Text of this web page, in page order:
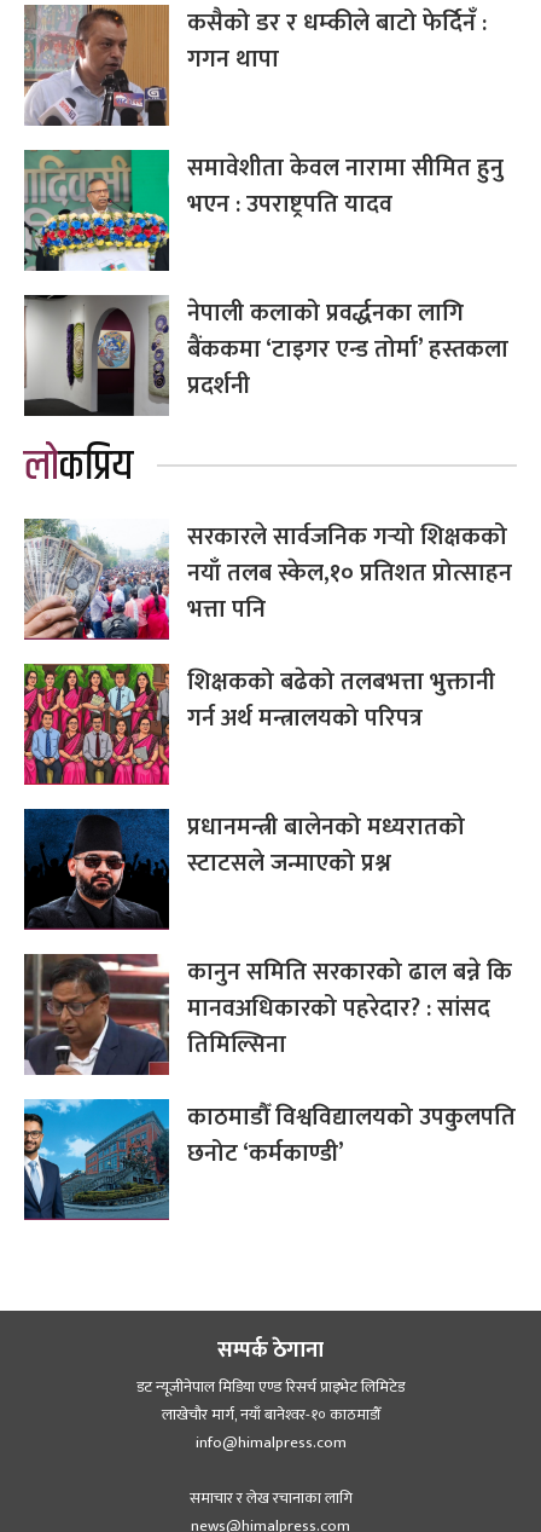
कसैको डर र धम्कीले बाटो फेर्दिनँ :
गगन थापा
समावेशीता केवल नारामा सीमित हुनु
भएन : उपराष्ट्रपति यादव
नेपाली कलाको प्रवर्द्धनका लागि
बैंककमा ‘टाइगर एन्ड तोर्मा’ हस्तकला
प्रदर्शनी
लोकप्रिय
सरकारले सार्वजनिक गर्‍यो शिक्षकको
नयाँ तलब स्केल,१० प्रतिशत प्रोत्साहन
भत्ता पनि
शिक्षकको बढेको तलबभत्ता भुक्तानी
गर्न अर्थ मन्त्रालयको परिपत्र
प्रधानमन्त्री बालेनको मध्यरातको
स्टाटसले जन्माएको प्रश्न
कानुन समिति सरकारको ढाल बन्ने कि
मानवअधिकारको पहरेदार? : सांसद
तिमिल्सिना
काठमाडौँ विश्वविद्यालयको उपकुलपति
छनोट ‘कर्मकाण्डी’
सम्पर्क ठेगाना
डट न्यूजीनेपाल मिडिया एण्ड रिसर्च प्राइभेट लिमिटेड
लाखेचौर मार्ग, नयाँ बानेश्‍वर-१० काठमाडौँ
info@himalpress.com
समाचार र लेख रचानाका लागि
news@himalpress.com